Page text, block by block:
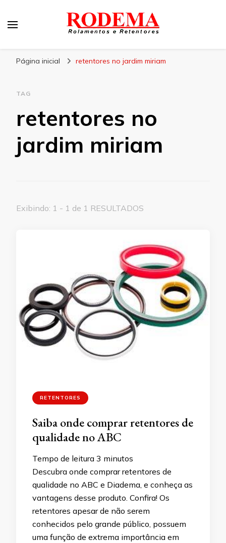
Página inicial retentores no jardim miriam
TAG
retentores no
jardim miriam
Exibindo: 1 - 1 de 1 RESULTADOS
RETENTORES
Saiba onde comprar retentores de
qualidade no ABC
Tempo de leitura 3 minutos
Descubra onde comprar retentores de
qualidade no ABC e Diadema, e conheça as
vantagens desse produto. Confira! Os
retentores apesar de não serem
conhecidos pelo grande público, possuem
uma função de extrema importância em